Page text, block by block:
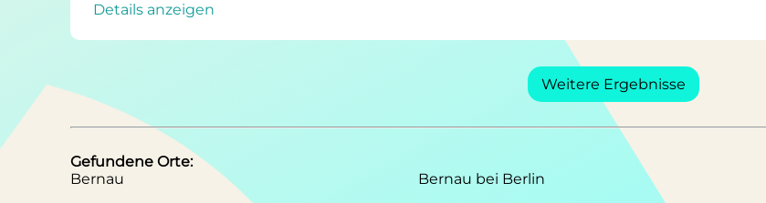
Details anzeigen
Weitere Ergebnisse
Gefundene Orte:
Bernau
Bernau bei Berlin